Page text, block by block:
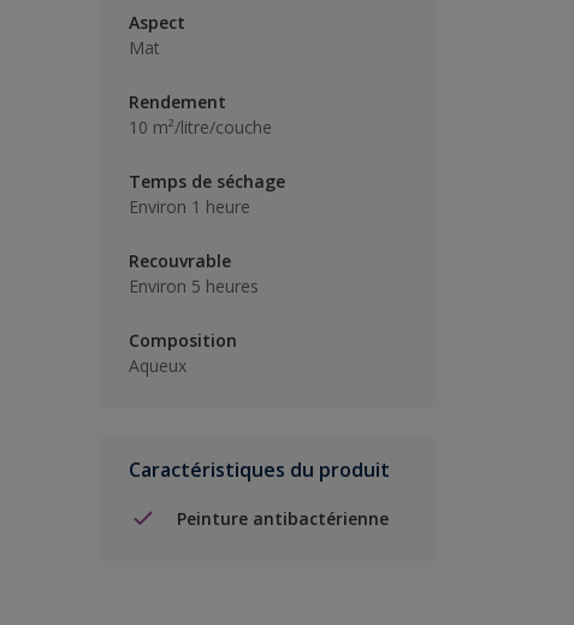
Aspect
Mat
Rendement
10 m²/litre/couche
Temps de séchage
Environ 1 heure
Recouvrable
Environ 5 heures
Composition
Aqueux
Caractéristiques du produit
Peinture antibactérienne